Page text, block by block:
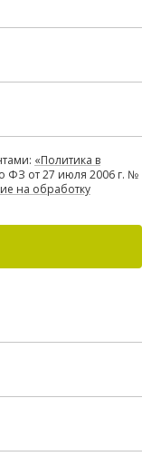
«Политика в
ФЗ от 27 июля 2006 г. №
на обработку